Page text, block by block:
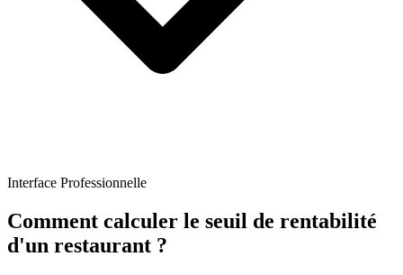
Interface Professionnelle
Comment calculer le seuil de rentabilité
d'un restaurant ?